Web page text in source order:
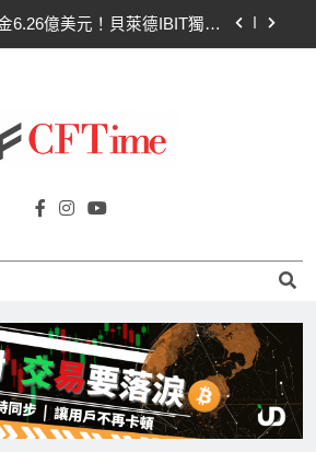
6.26億美元！貝萊德IBIT獨佔
日均線1,920成關鍵 期貨槓
桿比率逼近0.65
6.26億美元！貝萊德IBIT獨佔
關！開發者免責與總統道德條
（ChatGPT）、區塊鏈、NFT、加密貨